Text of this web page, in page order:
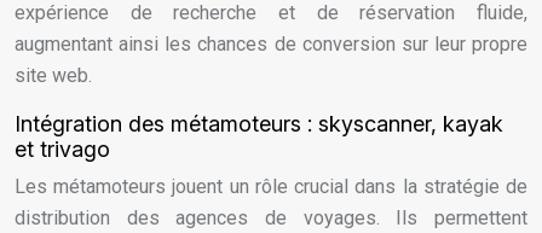
expérience de recherche et de réservation fluide,
augmentant ainsi les chances de conversion sur leur propre
site web.
Intégration des métamoteurs : skyscanner, kayak
et trivago
Les métamoteurs jouent un rôle crucial dans la stratégie de
distribution des agences de voyages. Ils permettent